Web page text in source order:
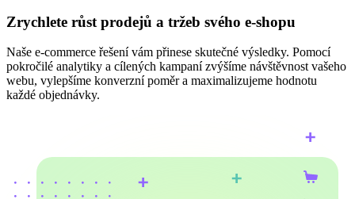
Zrychlete růst prodejů a tržeb svého e-shopu
Naše e-commerce řešení vám přinese skutečné výsledky. Pomocí
pokročilé analytiky a cílených kampaní zvýšíme návštěvnost vašeho
webu, vylepšíme konverzní poměr a maximalizujeme hodnotu
každé objednávky.